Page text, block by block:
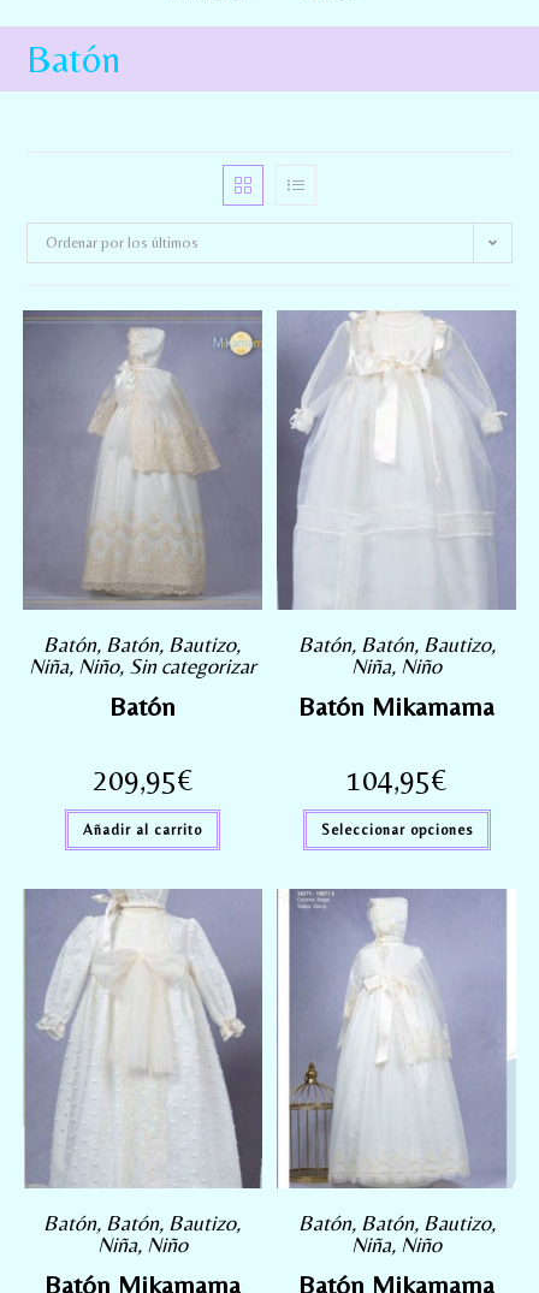
Batón
Ordenar por los últimos
Batón, Batón, Bautizo,
Niña, Niño, Sin categorizar
Batón
209,95€
Añadir al carrito
Batón, Batón, Bautizo,
Niña, Niño
Batón Mikamama
104,95€
Seleccionar opciones
Batón, Batón, Bautizo,
Niña, Niño
Batón Mikamama
Batón, Batón, Bautizo,
Niña, Niño
Batón Mikamama